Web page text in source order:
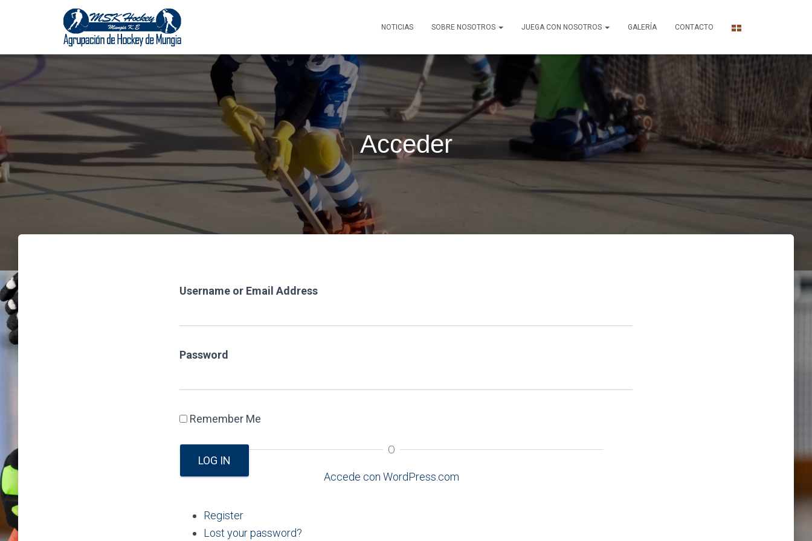
NOTICIAS SOBRE NOSOTROS JUEGA CON NOSOTROS GALERÍA CONTACTO
Acceder
Username or Email Address
Password
O
Accede con WordPress.com
Remember Me
LOG IN
Register
Lost your password?